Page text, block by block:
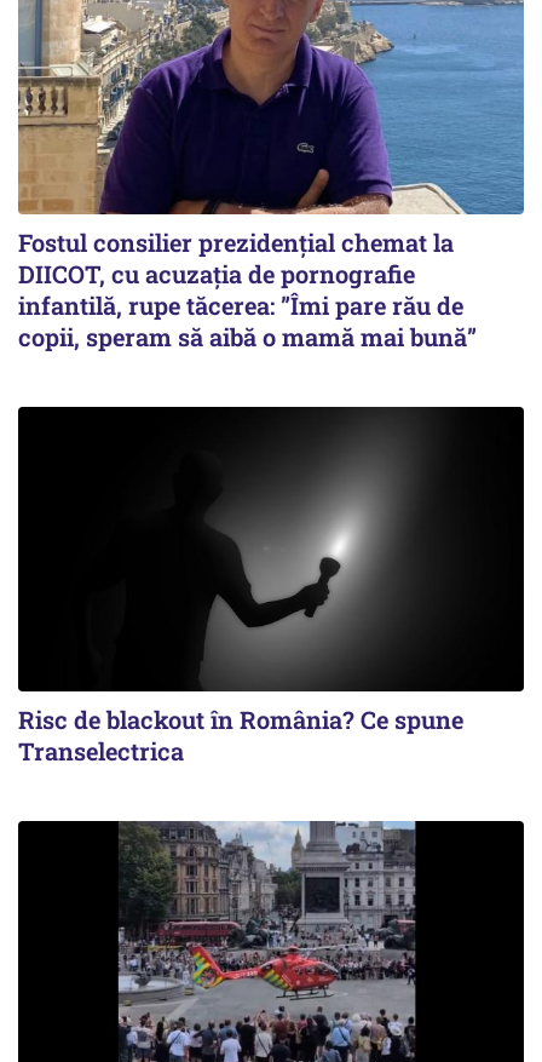
Fostul consilier prezidențial chemat la
DIICOT, cu acuzația de pornografie
infantilă, rupe tăcerea: ”Îmi pare rău de
copii, speram să aibă o mamă mai bună”
Risc de blackout în România? Ce spune
Transelectrica